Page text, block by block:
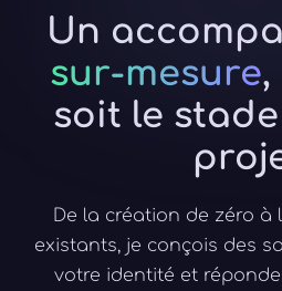
Un
sur-mesure,
soit le
De la création de zéro à
existants, je conçois des
votre identité et